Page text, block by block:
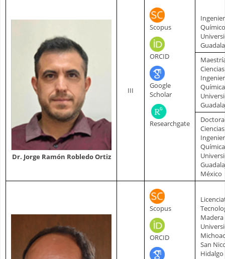
Dr. Jorge Ramón Robledo Ortiz
III
Scopus
ORCID
Google
Scholar
Researchgate
Químico
Química
Química
México
Scopus
ORCID
Madera
San
Hidalgo